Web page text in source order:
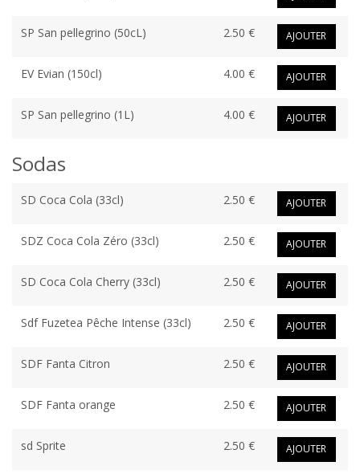
SP San pellegrino (50cL) 2.50 € AJOUTER
EV Evian (150cl) 4.00 € AJOUTER
SP San pellegrino (1L) 4.00 € AJOUTER
Sodas
SD Coca Cola (33cl) 2.50 € AJOUTER
SDZ Coca Cola Zéro (33cl) 2.50 € AJOUTER
SD Coca Cola Cherry (33cl) 2.50 € AJOUTER
Sdf Fuzetea Pêche Intense (33cl) 2.50 € AJOUTER
SDF Fanta Citron 2.50 € AJOUTER
SDF Fanta orange 2.50 € AJOUTER
sd Sprite 2.50 € AJOUTER